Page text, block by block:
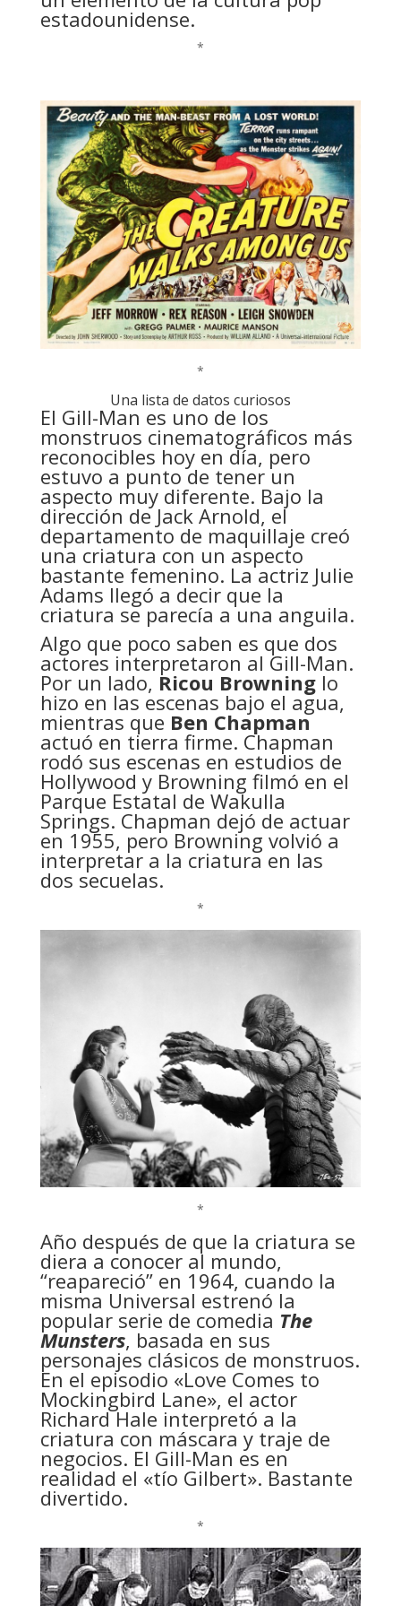
estadounidense.
*
*
Una lista de datos curiosos
El Gill-Man es uno de los
monstruos cinematográficos más
reconocibles hoy en día, pero
estuvo a punto de tener un
aspecto muy diferente. Bajo la
dirección de Jack Arnold, el
departamento de maquillaje creó
una criatura con un aspecto
bastante femenino. La actriz Julie
Adams llegó a decir que la
criatura se parecía a una anguila.
Algo que poco saben es que dos
actores interpretaron al Gill-Man.
Por un lado, Ricou Browninglo
hizo en las escenas bajo el agua,
mientras que Ben Chapman
actuó en tierra firme. Chapman
rodó sus escenas en estudios de
Hollywood y Browning filmó en el
Parque Estatal de Wakulla
Springs. Chapman dejó de actuar
en 1955, pero Browning volvió a
interpretar a la criatura en las
dos secuelas.
*
*
Año después de que la criatura se
diera a conocer al mundo,
“reapareció” en 1964, cuando la
misma Universal estrenó la
popular serie de comedia The
Munsters, basada en sus
personajes clásicos de monstruos.
En el episodio «Love Comes to
Mockingbird Lane», el actor
Richard Hale interpretó a la
criatura con máscara y traje de
negocios. El Gill-Man es en
realidad el «tío Gilbert». Bastante
divertido.
*